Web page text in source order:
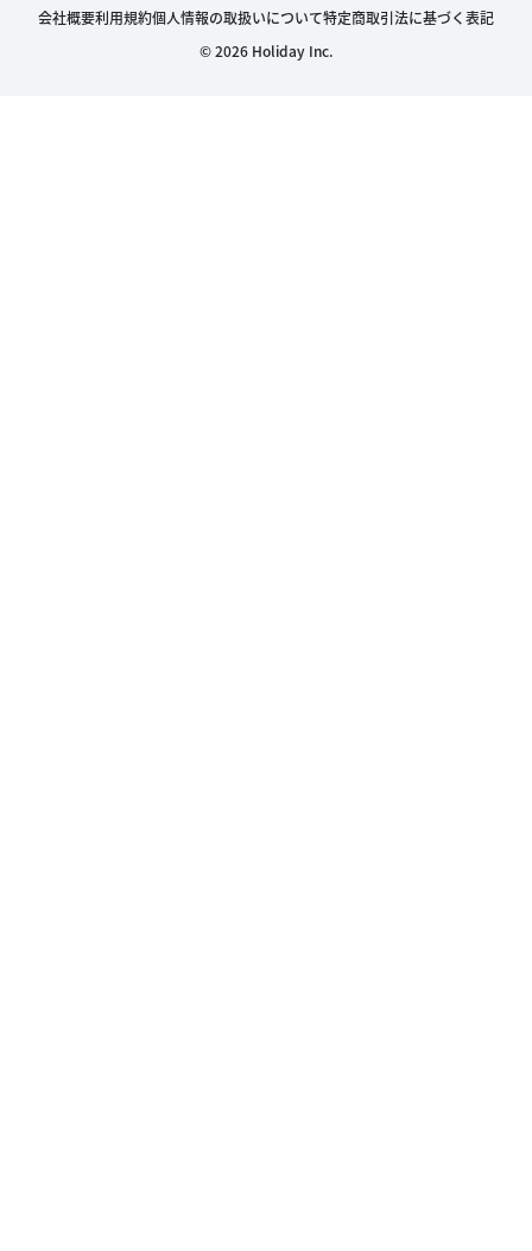
会社概要利用規約個人情報の取扱いについて特定商取引法に基づく表記
© 2026 Holiday Inc.